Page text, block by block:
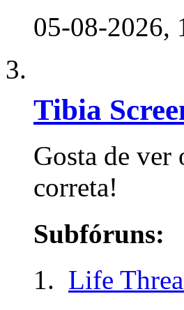
05-08-2026,
Tibia
Gosta de ver
correta!
Subfóruns:
Life